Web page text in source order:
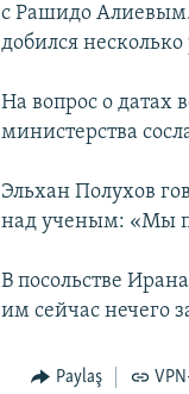
с Рашидо
добился
На вопрос о датах
министерства
Эльхан Полухов
над ученым: «Мы
В посольстве
им сейчас нечего
Paylaş